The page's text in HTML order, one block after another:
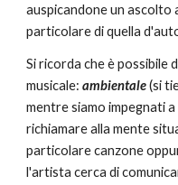
auspicandone un ascolto
particolare di quella
Si ricorda che è possibile
musicale:ambientale(si
mentre siamo impegnati
richiamare alla mente
particolare canzone
l'artista cerca di